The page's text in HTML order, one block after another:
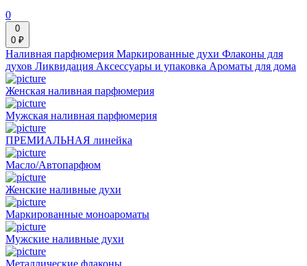
0
0
0 ₽
Наливная парфюмерия Маркированные духи Флаконы для
духов Ликвидация Аксессуары и упаковка Ароматы для дома
Женская наливная парфюмерия
Мужская наливная парфюмерия
ПРЕМИАЛЬНАЯ линейка
Масло/Автопарфюм
Женские наливные духи
Маркированные моноароматы
Мужские наливные духи
Металлические флаконы